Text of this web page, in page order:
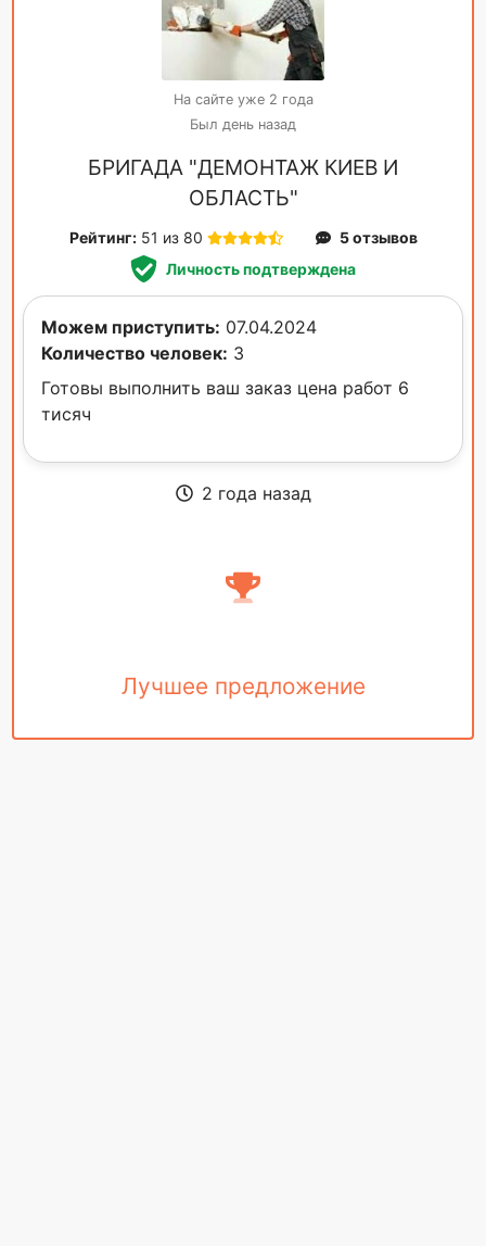
На сайте уже 2 года
Был день назад
БРИГАДА "ДЕМОНТАЖ КИЕВ И
ОБЛАСТЬ"
Рейтинг: 51 из 80
5 отзывов
Личность подтверждена
Можем приступить: 07.04.2024
Количество человек: 3
Готовы выполнить ваш заказ цена работ 6
тисяч
2 года назад
Лучшее предложение